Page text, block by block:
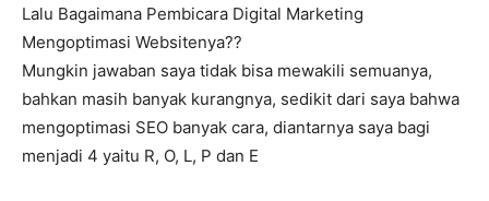
Lalu Bagaimana Pembicara Digital Marketing
Mengoptimasi Websitenya??
Mungkin jawaban saya tidak bisa mewakili semuanya,
bahkan masih banyak kurangnya, sedikit dari saya bahwa
mengoptimasi SEO banyak cara, diantarnya saya bagi
menjadi 4 yaitu R, O, L, P dan E